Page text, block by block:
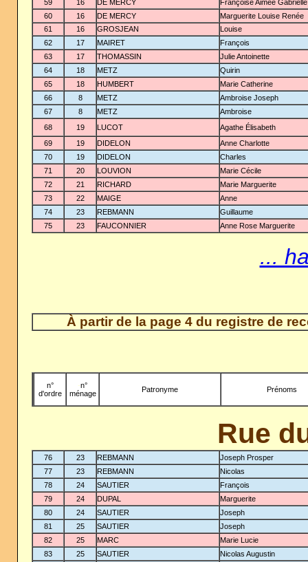
59 16 DE MERCY
Françoise Aimée Gabrielle
60
16 DE MERCY
Marguerite Louise Renée
61
16 GROSJEAN
Louise
62
17 MAIRET
François
63
17 THOMASSIN
Julie Antoinette
64
18 METZ
Quirin
65
18 HUMBERT
Marie Catherine
66
8 METZ
Ambroise Joseph
67
8 METZ
Ambroise
68
19 LUCOT
Agathe Élisabeth
69
19 DIDELON
Anne Charlotte
70
19 DIDELON
Charles
71
20 LOUVION
Marie Cécile
72
21 RICHARD
Marie Marguerite
73
22 MAIGE
Anne
74
23 REBMANN
Guillaume
75
23 FAUCONNIER Anne Rose Marguerite
...
À partir de la page 4 du registre de
n°
d'ordre
-n°
ménage
Patronyme Prénoms
Rue
76 23 REBMANN
Joseph Prosper
77
23 REBMANN
Nicolas
78
24 SAUTIER
François
79
24 DUPAL
Marguerite
80
24 SAUTIER
Joseph
81
25 SAUTIER
Joseph
82
25 MARC
Marie Lucie
83
25 SAUTIER
Nicolas Augustin